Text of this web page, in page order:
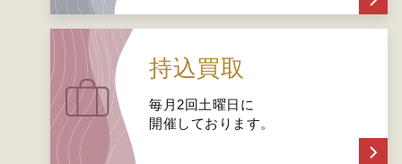
持込買取
毎月2回土曜日に
開催しております。